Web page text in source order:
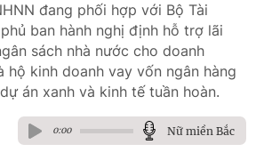
đang phối hợp với Bộ Tài
ban hành nghị định hỗ trợ lãi
sách nhà nước cho doanh
hộ kinh doanh vay vốn ngân hàng
án xanh và kinh tế tuần hoàn.
0:00 Nữ miền Bắc